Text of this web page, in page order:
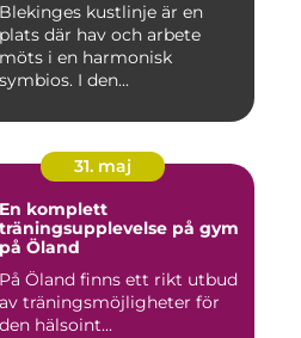
Blekinges kustlinje är en
plats där hav och arbete
möts i en harmonisk
symbios. I den...
31. maj
En komplett
träningsupplevelse på gym
på Öland
På Öland finns ett rikt utbud
av träningsmöjligheter för
den hälsoint...